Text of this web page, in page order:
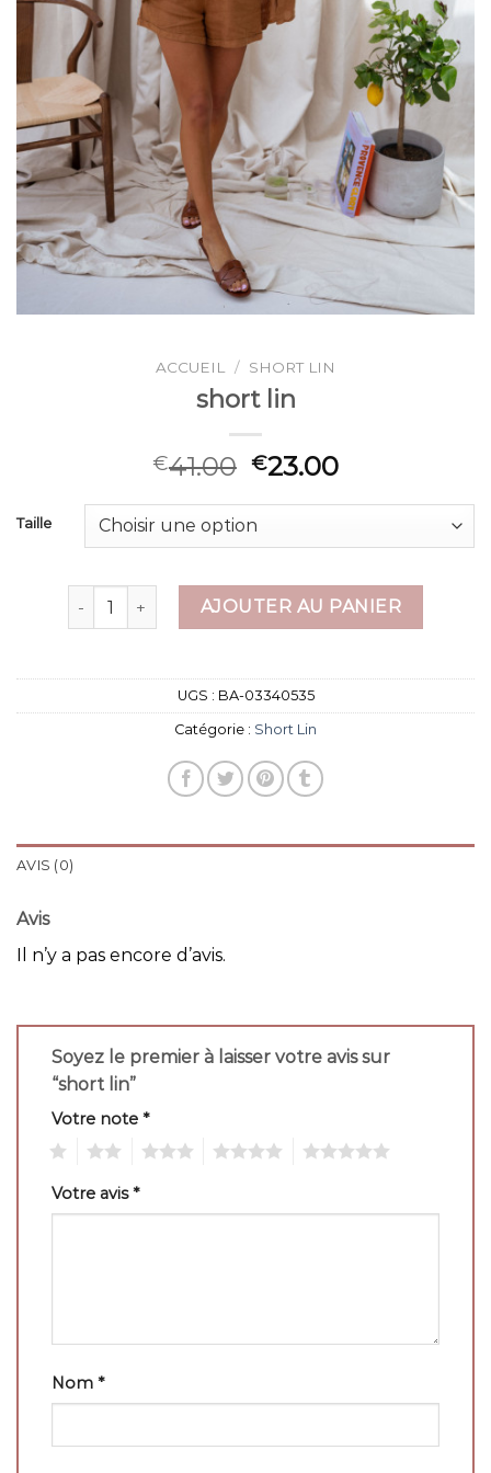
ACCUEIL / SHORT LIN
short lin
€41.00 €23.00
Taille
quantité de short linAJOUTER AU PANIER
UGS : BA-03340535
Catégorie : Short Lin
AVIS (0)
Avis
Il n’y a pas encore d’avis.
Soyez le premier à laisser votre avis sur
“short lin”
Votre note *
Votre avis*
Nom *